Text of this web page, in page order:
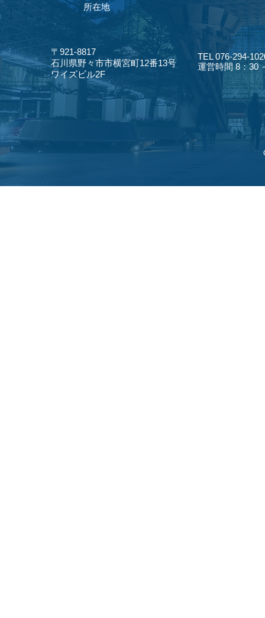
​所在地
〒921-8817
​石川県野々市市横宮町12番13号
​ワイズビル2F
TEL 076-294-
運営時間 8：30